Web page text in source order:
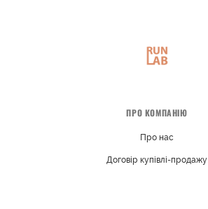
ПРО КОМПАНІЮ
Про нас
Договір купівлі-продажу